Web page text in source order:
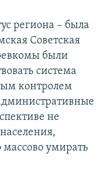
региона – была
Советская
были
система
контролем
не
массово умирать